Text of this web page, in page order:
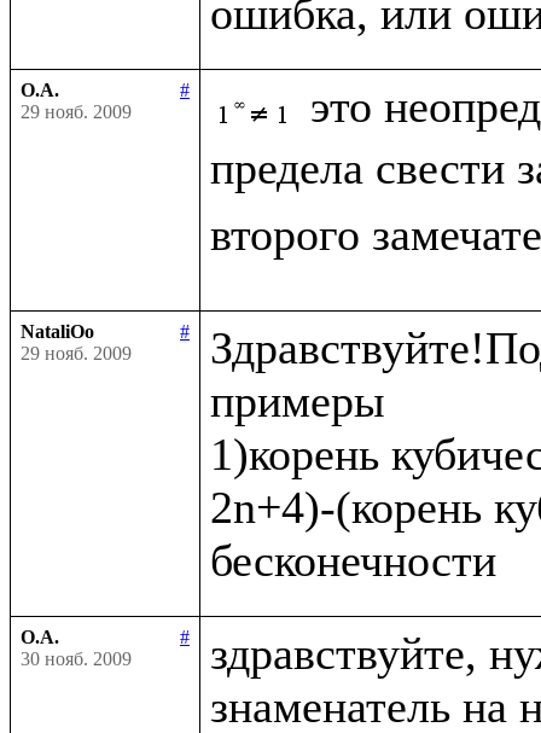
О.А.
#
29 нояб. 2009
это
предела свести
второго
NataliOo
#
29 нояб. 2009
примеры
1)корень
2n+4)-(корень
О.А.
#
30 нояб. 2009
здравствуйте,
знаменатель на